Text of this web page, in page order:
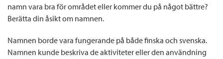
namn vara bra för området eller kommer du på något bättre?
Berätta din åsikt om namnen.
Namnen borde vara fungerande på både finska och svenska.
Namnen kunde beskriva de aktiviteter eller den användning